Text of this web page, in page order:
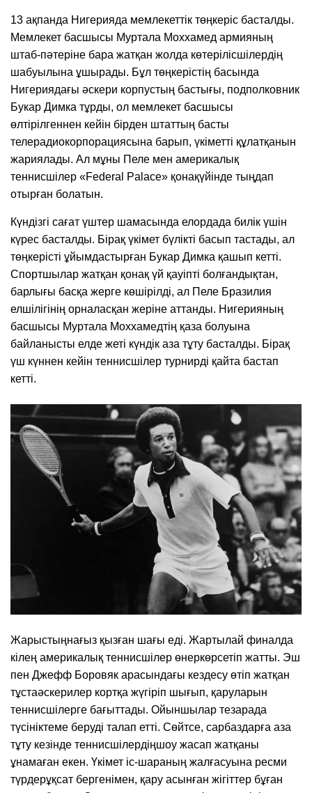
13 ақпанда Нигерияда мемлекеттік төңкеріс басталды.
Мемлекет басшысы Муртала Моххамед армияның
штаб-пәтеріне бара жатқан жолда көтерілісшілердің
шабуылына ұшырады. Бұл төңкерістің басында
Нигериядағы әскери корпустың бастығы, подполковник
Букар Димка тұрды, ол мемлекет басшысы
өлтірілгеннен кейін бірден штаттың басты
телерадиокорпорациясына барып, үкіметті құлатқанын
жариялады. Ал мұны Пеле мен америкалық
теннисшілер «Federal Palace» қонақүйінде тыңдап
отырған болатын.
Күндізгі сағат үштер шамасында елордада билік үшін
күрес басталды. Бірақ үкімет бүлікті басып тастады, ал
төңкерісті ұйымдастырған Букар Димка қашып кетті.
Спортшылар жатқан қонақ үй қауіпті болғандықтан,
барлығы басқа жерге көшірілді, ал Пеле Бразилия
елшілігінің орналасқан жеріне аттанды. Нигерияның
басшысы Муртала Моххамедтің қаза болуына
байланысты елде жеті күндік аза тұту басталды. Бірақ
үш күннен кейін теннисшілер турнирді қайта бастап
кетті.
Жарыстыңнағыз қызған шағы еді. Жартылай финалда
кілең америкалық теннисшілер өнеркөрсетіп жатты. Эш
пен Джефф Боровяк арасындағы кездесу өтіп жатқан
тұстаәскерилер кортқа жүгіріп шығып, қаруларын
теннисшілерге бағыттады. Ойыншылар тезарада
түсініктеме беруді талап етті. Сөйтсе, сарбаздарға аза
тұту кезінде теннисшілердіңшоу жасап жатқаны
ұнамаған екен. Үкімет іс-шараның жалғасуына ресми
түрдерұқсат бергенімен, қару асынған жігіттер бұған